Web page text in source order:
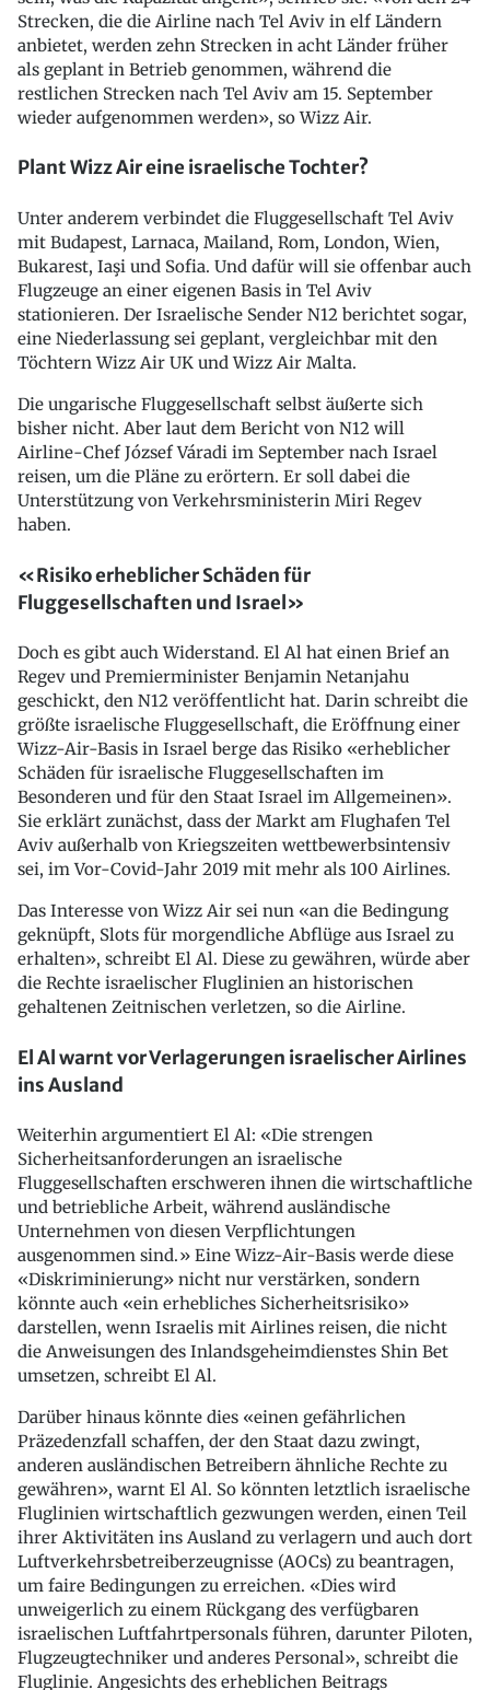
Strecken, die die Airline nach Tel Aviv in elf Ländern
anbietet, werden zehn Strecken in acht Länder früher
als geplant in Betrieb genommen, während die
restlichen Strecken nach Tel Aviv am 15. September
wieder aufgenommen werden», so Wizz Air.
Plant Wizz Air eine israelische Tochter?
Unter anderem verbindet die Fluggesellschaft Tel Aviv
mit Budapest, Larnaca, Mailand, Rom, London, Wien,
Bukarest, Iaşi und Sofia. Und dafür will sie offenbar auch
Flugzeuge an einer eigenen Basis in Tel Aviv
stationieren. Der Israelische Sender N12 berichtet sogar,
eine Niederlassung sei geplant, vergleichbar mit den
Töchtern Wizz Air UK und Wizz Air Malta.
Die ungarische Fluggesellschaft selbst äußerte sich
bisher nicht. Aber laut dem Bericht von N12 will
Airline-Chef József Váradi im September nach Israel
reisen, um die Pläne zu erörtern. Er soll dabei die
Unterstützung von Verkehrsministerin Miri Regev
haben.
«Risiko erheblicher Schäden für
Fluggesellschaften und Israel»
Doch es gibt auch Widerstand. El Al hat einen Brief an
Regev und Premierminister Benjamin Netanjahu
geschickt, den N12 veröffentlicht hat. Darin schreibt die
größte israelische Fluggesellschaft, die Eröffnung einer
Wizz-Air-Basis in Israel berge das Risiko «erheblicher
Schäden für israelische Fluggesellschaften im
Besonderen und für den Staat Israel im Allgemeinen».
Sie erklärt zunächst, dass der Markt am Flughafen Tel
Aviv außerhalb von Kriegszeiten wettbewerbsintensiv
sei, im Vor-Covid-Jahr 2019 mit mehr als 100 Airlines.
Das Interesse von Wizz Air sei nun «an die Bedingung
geknüpft, Slots für morgendliche Abflüge aus Israel zu
erhalten», schreibt El Al. Diese zu gewähren, würde aber
die Rechte israelischer Fluglinien an historischen
gehaltenen Zeitnischen verletzen, so die Airline.
El Al warnt vor Verlagerungen israelischer Airlines
ins Ausland
Weiterhin argumentiert El Al: «Die strengen
Sicherheitsanforderungen an israelische
Fluggesellschaften erschweren ihnen die wirtschaftliche
und betriebliche Arbeit, während ausländische
Unternehmen von diesen Verpflichtungen
ausgenommen sind.» Eine Wizz-Air-Basis werde diese
«Diskriminierung» nicht nur verstärken, sondern
könnte auch «ein erhebliches Sicherheitsrisiko»
darstellen, wenn Israelis mit Airlines reisen, die nicht
die Anweisungen des Inlandsgeheimdienstes Shin Bet
umsetzen, schreibt El Al.
Darüber hinaus könnte dies «einen gefährlichen
Präzedenzfall schaffen, der den Staat dazu zwingt,
anderen ausländischen Betreibern ähnliche Rechte zu
gewähren», warnt El Al. So könnten letztlich israelische
Fluglinien wirtschaftlich gezwungen werden, einen Teil
ihrer Aktivitäten ins Ausland zu verlagern und auch dort
Luftverkehrsbetreiberzeugnisse (AOCs) zu beantragen,
um faire Bedingungen zu erreichen. «Dies wird
unweigerlich zu einem Rückgang des verfügbaren
israelischen Luftfahrtpersonals führen, darunter Piloten,
Flugzeugtechniker und anderes Personal», schreibt die
Fluglinie. Angesichts des erheblichen Beitrags